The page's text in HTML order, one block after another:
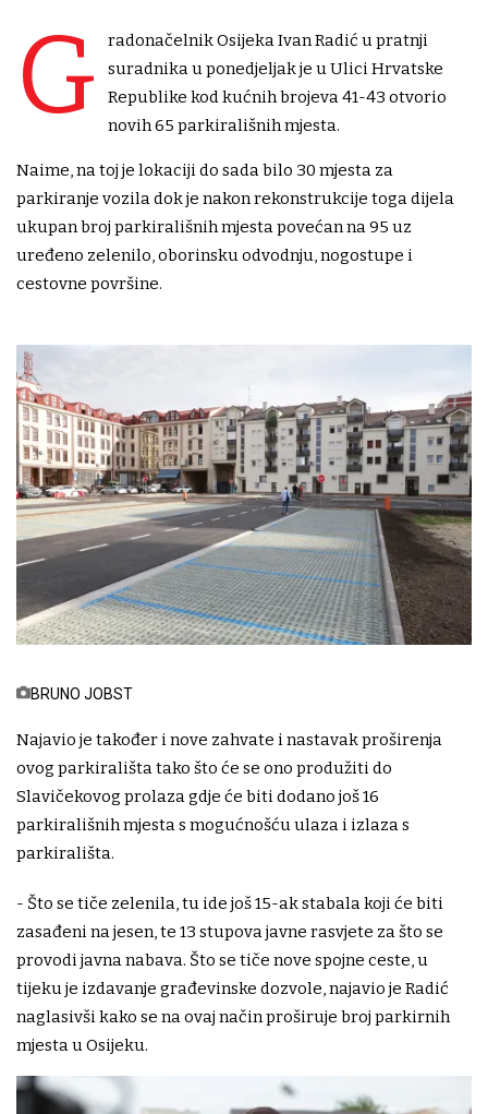
G
radonačelnik Osijeka Ivan Radić u pratnji
suradnika u ponedjeljak je u Ulici Hrvatske
Republike kod kućnih brojeva 41-43 otvorio
novih 65 parkirališnih mjesta.
Naime, na toj je lokaciji do sada bilo 30 mjesta za
parkiranje vozila dok je nakon rekonstrukcije toga dijela
ukupan broj parkirališnih mjesta povećan na 95 uz
uređeno zelenilo, oborinsku odvodnju, nogostupe i
cestovne površine.
BRUNO JOBST
Najavio je također i nove zahvate i nastavak proširenja
ovog parkirališta tako što će se ono produžiti do
Slavičekovog prolaza gdje će biti dodano još 16
parkirališnih mjesta s mogućnošću ulaza i izlaza s
parkirališta.
- Što se tiče zelenila, tu ide još 15-ak stabala koji će biti
zasađeni na jesen, te 13 stupova javne rasvjete za što se
provodi javna nabava. Što se tiče nove spojne ceste, u
tijeku je izdavanje građevinske dozvole, najavio je Radić
naglasivši kako se na ovaj način proširuje broj parkirnih
mjesta u Osijeku.